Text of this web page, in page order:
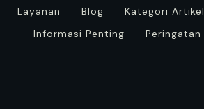
Layanan Blog Kategori Artikel
Informasi Penting
Peringatan